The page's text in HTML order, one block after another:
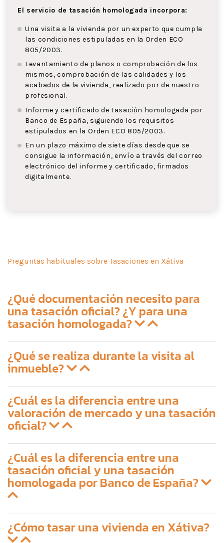
El servicio de tasación homologada incorpora:
Una visita a la vivienda por un experto que cumpla
las condiciones estipuladas en la Orden ECO
805/2003.
Levantamiento de planos o comprobación de los
mismos, comprobación de las calidades y los
acabados de la vivienda, realizado por de nuestro
profesional.
Informe y certificado de tasación homologada por
Banco de España, siguiendo los requisitos
estipulados en la Orden ECO 805/2003.
En un plazo máximo de siete días desde que se
consigue la información, envío a través del correo
electrónico del informe y certificado, firmados
digitalmente.
Preguntas habituales sobre Tasaciones en Xátiva
¿Qué documentación necesito para
una tasación oficial? ¿Y para una
tasación homologada?
¿Qué se realiza durante la visita al
inmueble?
¿Cuál es la diferencia entre una
valoración de mercado y una tasación
oficial?
¿Cuál es la diferencia entre una
tasación oficial y una tasación
homologada por Banco de España?
¿Cómo tasar una vivienda en Xátiva?